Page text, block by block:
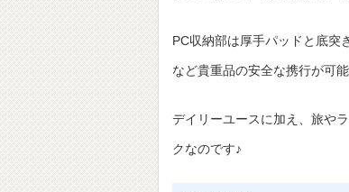
PC収納部は厚手パッドと底突
など貴重品の安全な携⾏が可能
デイリーユースに加え、旅や
クなのです♪